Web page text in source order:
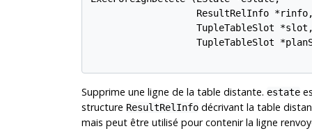
ResultRelInfo
TupleTableSlot
TupleTableSlot
Supprime une ligne de la table distante. estate
structure ResultRelInfodécrivant la table
mais peut être utilisé pour contenir la ligne